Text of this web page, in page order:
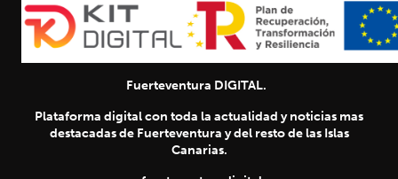
Fuerteventura DIGITAL.
Plataforma digital con toda la actualidad y noticias mas
destacadas de Fuerteventura y del resto de las Islas
Canarias.